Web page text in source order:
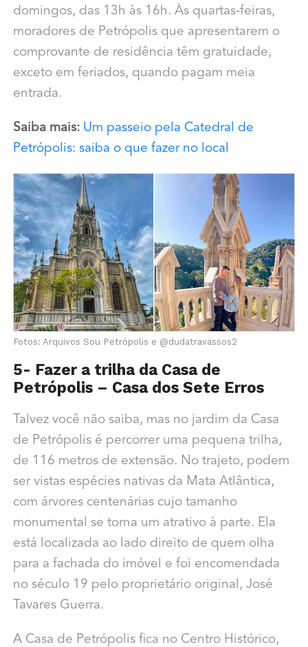
domingos, das 13h às 16h. Às quartas-feiras,
moradores de Petrópolis que apresentarem o
comprovante de residência têm gratuidade,
exceto em feriados, quando pagam meia
entrada.
Saiba mais: Um passeio pela Catedral de
Petrópolis: saiba o que fazer no local
Fotos: Arquivos Sou Petrópolis e @dudatravassos2
5- Fazer a trilha da Casa de
Petrópolis – Casa dos Sete Erros
Talvez você não saiba, mas no jardim da Casa
de Petrópolis é percorrer uma pequena trilha,
de 116 metros de extensão. No trajeto, podem
ser vistas espécies nativas da Mata Atlântica,
com árvores centenárias cujo tamanho
monumental se torna um atrativo à parte. Ela
está localizada ao lado direito de quem olha
para a fachada do imóvel e foi encomendada
no século 19 pelo proprietário original, José
Tavares Guerra.
A Casa de Petrópolis fica no Centro Histórico,